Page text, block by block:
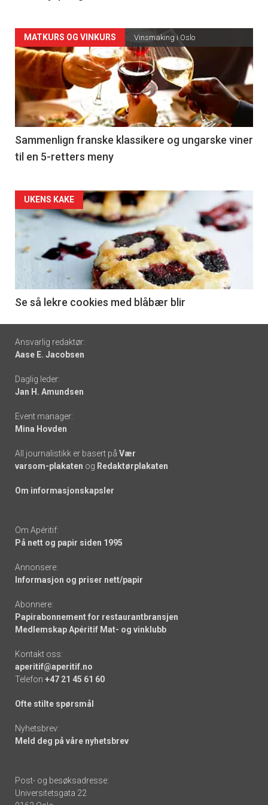
Forsiden
akkurat
nå
-
5
MATKURS OG VINKURS Vinsmaking i Oslo
Sammenlign franske klassikere og ungarske viner
til en 5-retters meny
Forsiden
akkurat
nå
6
UKENS KAKE
Se så lekre cookies med blåbær blir
Footer
-
links
Ansvarlig redaktør:
Aase E. Jacobsen
Daglig leder:
Jan H. Amundsen
Event manager:
Mina Hovden
All journalistikk er basert på Vær
varsom-plakaten og Redaktørplakaten
Om informasjonskapsler
Om Apéritif:
På nett og papir siden 1995
Annonsere:
Informasjon og priser nett/papir
Abonnere:
Papirabonnement for restaurantbransjen
Medlemskap Apéritif Mat- og vinklubb
Kontakt oss:
aperitif@aperitif.no
Telefon +47 21 45 61 60
Ofte stilte spørsmål
Nyhetsbrev:
Meld deg på våre nyhetsbrev
Post- og besøksadresse:
Universitetsgata 22